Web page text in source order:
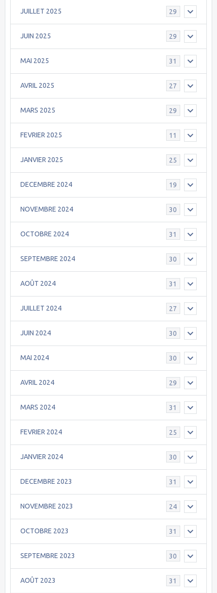
JUILLET 2025 29
JUIN 2025 29
MAI 2025 31
AVRIL 2025 27
MARS 2025 29
FEVRIER 2025 11
JANVIER 2025 25
DECEMBRE 2024 19
NOVEMBRE 2024 30
OCTOBRE 2024 31
SEPTEMBRE 2024 30
AOÛT 2024 31
JUILLET 2024 27
JUIN 2024 30
MAI 2024 30
AVRIL 2024 29
MARS 2024 31
FEVRIER 2024 25
JANVIER 2024 30
DECEMBRE 2023 31
NOVEMBRE 2023 24
OCTOBRE 2023 31
SEPTEMBRE 2023 30
AOÛT 2023 31